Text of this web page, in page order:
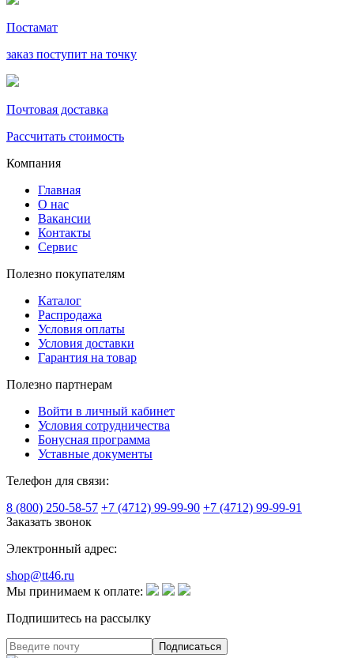
Постамат
заказ поступит на точку
Почтовая доставка
Рассчитать стоимость
Компания
Главная
О нас
Вакансии
Контакты
Сервис
Полезно покупателям
Каталог
Распродажа
Условия оплаты
Условия доставки
Гарантия на товар
Полезно партнерам
Войти в личный кабинет
Условия сотрудничества
Бонусная программа
Уставные документы
Телефон для связи:
8 (800) 250-58-57 +7 (4712) 99-99-90 +7 (4712) 99-99-91
Заказать звонок
Электронный адрес:
shop@tt46.ru
Мы принимаем к оплате:
Подпишитесь на рассылку